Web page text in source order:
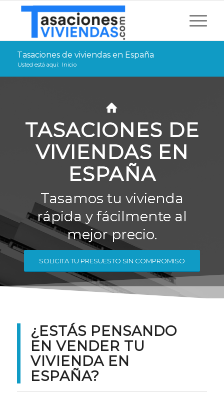
Tasaciones de viviendas en España
Usted está aquí: Inicio
TASACIONES DE
VIVIENDAS EN
ESPAÑA
Tasamos tu vivienda
rápida y fácilmente al
mejor precio.
SOLICITA TU PRESUESTO SIN COMPROMISO
¿ESTÁS PENSANDO
EN VENDER TU
VIVIENDA EN
ESPAÑA?